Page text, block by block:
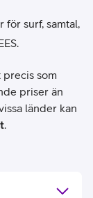
för surf, samtal,
precis som
priser än
länder kan
.